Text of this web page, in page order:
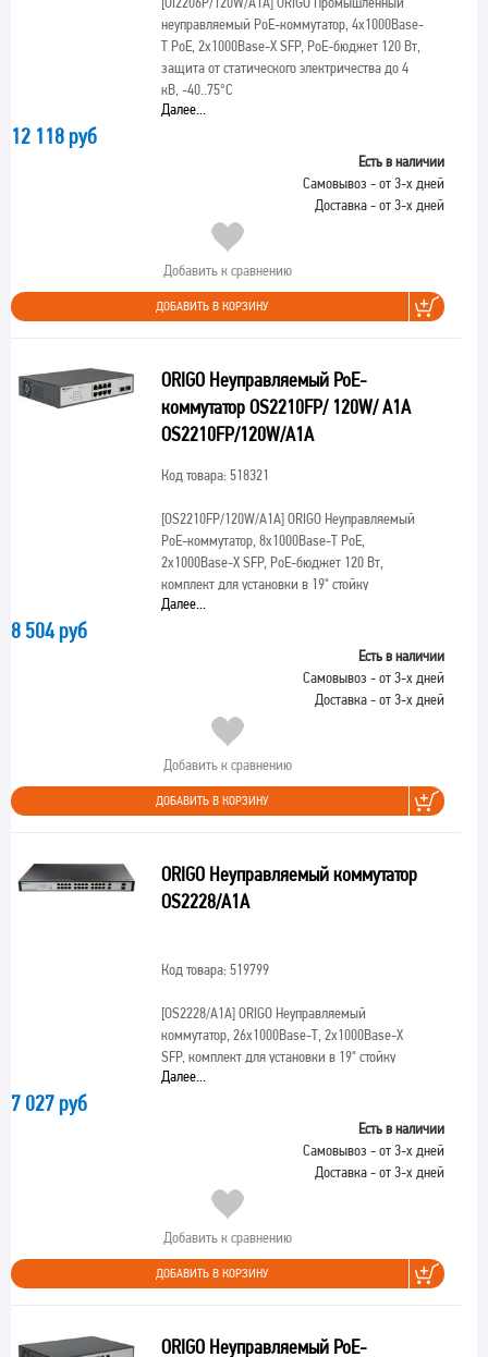
неуправляемый PoE-коммутатор, 4x1000Base-
T PoE, 2x1000Base-X SFP, PoE-бюджет 120 Вт,
защита от статического электричества до 4
кВ, -40..75°C
Далее...
12 118 руб
Есть в наличии
Самовывоз - от 3-х дней
Доставка - от 3-х дней
Добавить к сравнению
ДОБАВИТЬ В КОРЗИНУ
ORIGO Неуправляемый PoE-
коммутатор OS2210FP/ 120W/ A1A
OS2210FP/120W/A1A
Код товара: 518321
[OS2210FP/120W/A1A]ORIGO Неуправляемый
PoE-коммутатор, 8x1000Base-T PoE,
2x1000Base-X SFP, PoE-бюджет 120 Вт,
комплект для установки в 19" стойку
Далее...
8 504 руб
Есть в наличии
Самовывоз - от 3-х дней
Доставка - от 3-х дней
Добавить к сравнению
ДОБАВИТЬ В КОРЗИНУ
ORIGO Неуправляемый коммутатор
OS2228/A1A
Код товара: 519799
[OS2228/A1A]ORIGO Неуправляемый
коммутатор, 26x1000Base-T, 2x1000Base-X
SFP, комплект для установки в 19" стойку
Далее...
7 027 руб
Есть в наличии
Самовывоз - от 3-х дней
Доставка - от 3-х дней
Добавить к сравнению
ДОБАВИТЬ В КОРЗИНУ
ORIGO Неуправляемый PoE-